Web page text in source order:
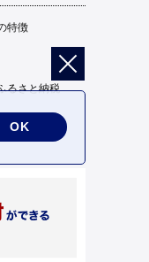
特徴
るさと納税
OK